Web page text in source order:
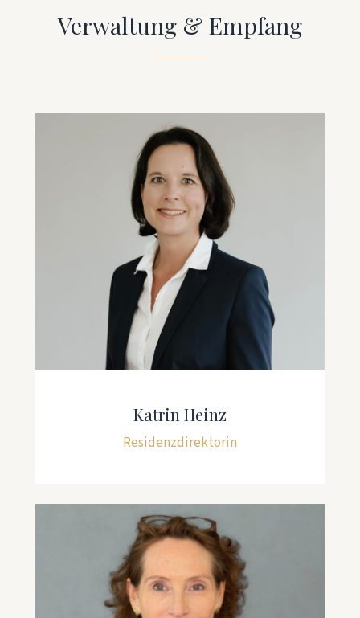
Verwaltung & Empfang
Katrin Heinz
Residenzdirektorin